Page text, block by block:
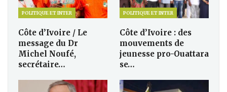
POLITIQUE ET INTER
Côte d’Ivoire / Le
message du Dr
Michel Noufé,
secrétaire…
POLITIQUE ET INTER
Côte d’Ivoire : des
mouvements de
jeunesse pro-Ouattara
se…